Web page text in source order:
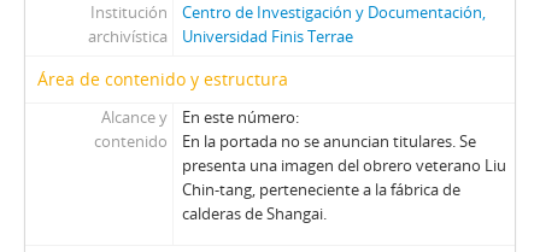
Institución
archivística
Centro de Investigación y Documentación,
Universidad Finis Terrae
Área de contenido y estructura
Alcance y
contenido
En este número:
En la portada no se anuncian titulares. Se
presenta una imagen del obrero veterano Liu
Chin-tang, perteneciente a la fábrica de
calderas de Shangai.